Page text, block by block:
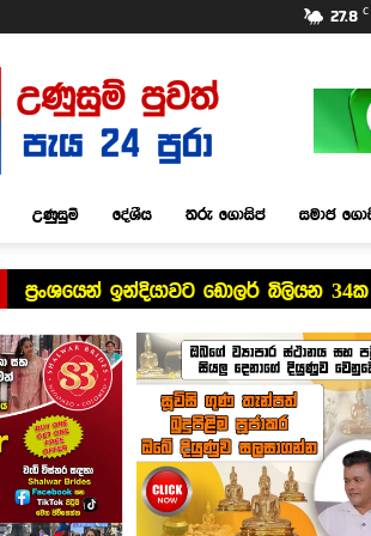
27.8 C
Dasatha
Lanka
News
උණුසුම් දේශීය තරු ගොසිප් සමාජ
ප්‍රංශයෙන් ඉන්දියාවට ඩොලර් බිලියන